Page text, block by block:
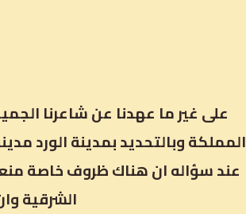
على غير ما عهدنا عن شاعرنا
المملكة وبالتحديد بمدينة الورد
عند سؤاله ان هناك ظروف خاصة
الشرقية